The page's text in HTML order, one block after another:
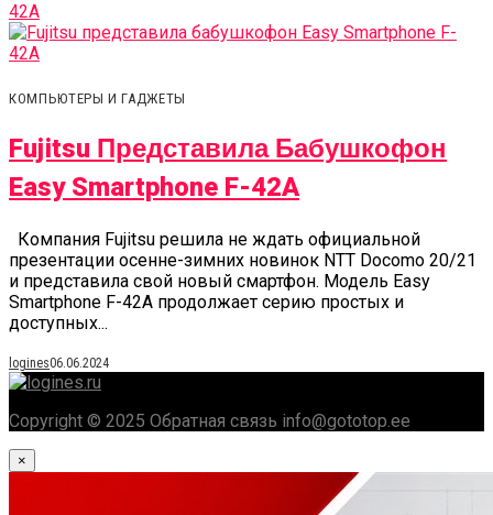
КОМПЬЮТЕРЫ И ГАДЖЕТЫ
Fujitsu Представила Бабушкофон
Easy Smartphone F-42A
Компания Fujitsu решила не ждать официальной
презентации осенне-зимних новинок NTT Docomo 20/21
и представила свой новый смартфон. Модель Easy
Smartphone F-42A продолжает серию простых и
доступных...
logines06.06.2024
Copyright © 2025 Обратная связь info@gototop.ee
×